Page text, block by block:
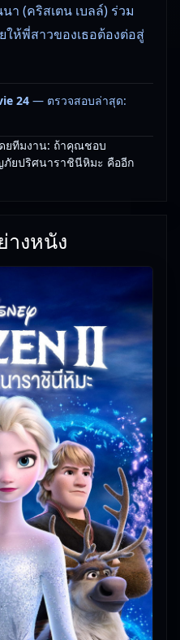
า (คริสเตน เบลล์) ร่วม
ให้พี่สาวของเธอต้องต่อสู่
24 — ตรวจสอบล่าสุด:
ยทีมงาน: ถ้าคุณชอบ
ภัยปริศนาราชินีหิมะ คืออีก
างหนัง